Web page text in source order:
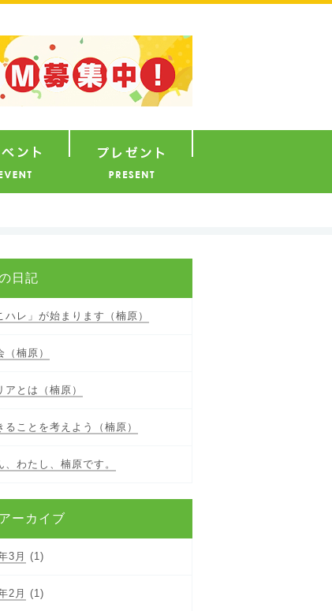
日記
ハレ」が始まります（楠原）
（楠原）
アとは（楠原）
ることを考えよう（楠原）
、わたし、楠原です。
ーカイブ
3月 (1)
2月 (1)